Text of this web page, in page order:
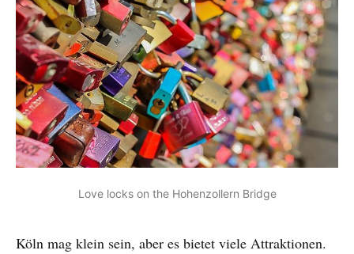
Love locks on the Hohenzollern Bridge
Köln mag klein sein, aber es bietet viele Attraktionen.